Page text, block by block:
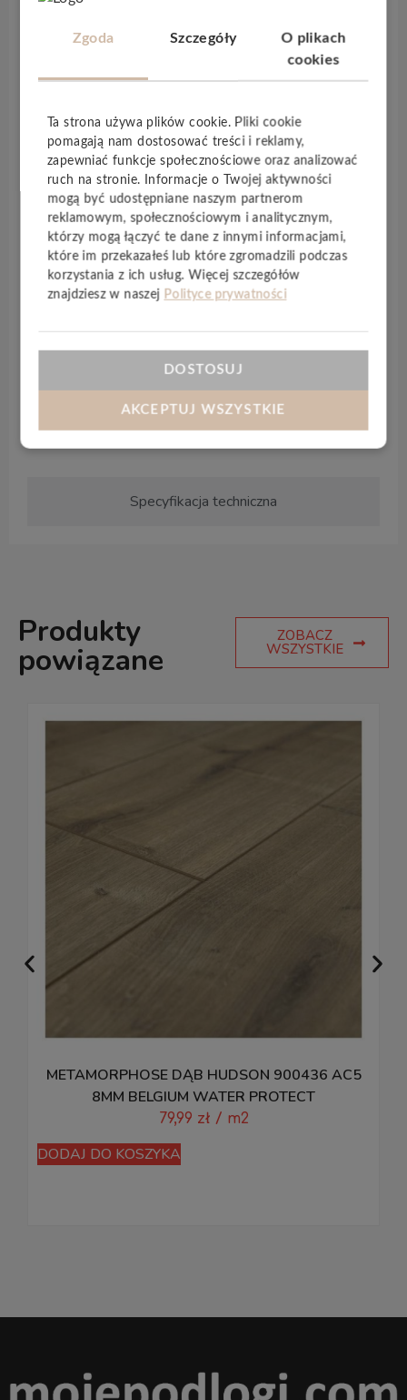
Specyfikacja techniczna
– Są łatwe w montażu, nie wymagają specjalisty ani
– Montaż jest czysty, cięcie nie generuje takiej ilości
pyłu, jak przy płytkach.
– Nie ma potrzeby gruntowania czy używania
krzyżyków dystansowych. Brak konieczności
gruntowania zapewnia wyższą higienę, ponieważ nie
ma dodatkowej powierzchni, na której może
tworzyć się grzyb lub pleśń.
– Klej montażowy błyskawicznie schnie, więc
metamorfoza wnętrza jest bardzo szybka.
– Praca z panelami ściennymi jest prosta, mogą być
trudniejszych punktów.
– Produkt jest lekki, przez co łatwiej go
transportować i montować samodzielnie.
Produkty
powiązane
ZOBACZ
WSZYSTKIE
METAMORPHOSE DĄB HUDSON 900436 AC5
8MM BELGIUM WATER PROTECT
79,99 zł / m2
DODAJ DO KOSZYKA
Zgoda Szczegóły
O plikach
cookies
Ta strona używa plików cookie. Pliki cookie
pomagają nam dostosować treści i reklamy,
zapewniać funkcje społecznościowe oraz analizować
ruch na stronie. Informacje o Twojej aktywności
mogą być udostępniane naszym partnerom
reklamowym, społecznościowym i analitycznym,
którzy mogą łączyć te dane z innymi informacjami,
które im przekazałeś lub które zgromadzili podczas
korzystania z ich usług. Więcej szczegółów
znajdziesz w naszej Polityce prywatności
DOSTOSUJ
AKCEPTUJ WSZYSTKIE